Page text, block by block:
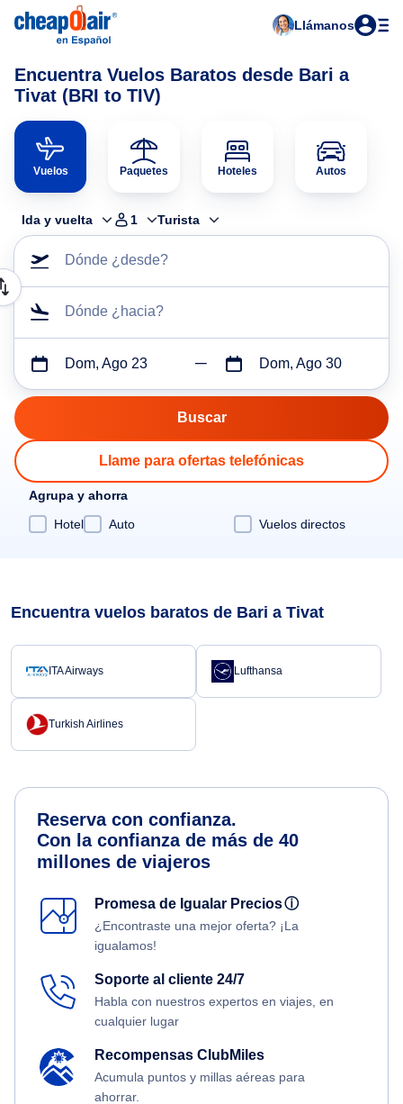
Llámanos
Encuentra Vuelos Baratos desde Bari a
Tivat (BRI to TIV)
Vuelos Paquetes Hoteles Autos
Ida y vuelta 1 Turista
Dónde ¿desde?
Dónde ¿hacia?
Dom, Ago 23 Dom, Ago 30
Llame para ofertas telefónicas
Agrupa y ahorra
Hotel
Auto Vuelos directos
Encuentra vuelos baratos de Bari a Tivat
ITA Airways Lufthansa
Turkish Airlines
Reserva con confianza.
Con la confianza de más de 40
millones de viajeros
Promesa de Igualar Preciosⓘ
¿Encontraste una mejor oferta? ¡La
igualamos!
Soporte al cliente 24/7
Habla con nuestros expertos en viajes, en
cualquier lugar
Recompensas ClubMiles
Acumula puntos y millas aéreas para
ahorrar.